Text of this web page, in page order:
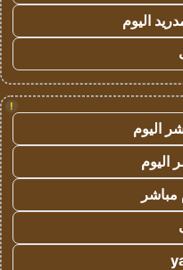
اليوم
!
اليوم
اليوم
مباشر